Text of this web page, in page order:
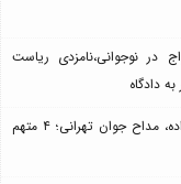
در نوجوانی،نامزدی ریاست
جزئیات تازه از ربایش و قتل فجیع حمیدرضا رجب زاده، مداح جوان تهرانی؛ ۴ متهم